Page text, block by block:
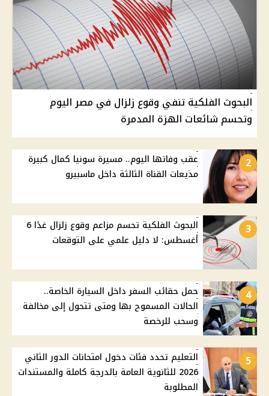
البحوث الفلكية تنفي وقوع زلزال في مصر اليوم
وتحسم شائعات الهزة المدمرة
2
عقب وفاتها اليوم.. مسيرة سونيا كمال كبيرة
مذيعات القناة الثالثة داخل ماسبيرو
3
البحوث الفلكية تحسم مزاعم وقوع زلزال غدًا 6
أغسطس: لا دليل علمي على التوقعات
4
حمل حقائب السفر داخل السيارة الخاصة..
الحالات المسموح بها ومتى تتحول إلى مخالفة
وسحب للرخصة
5
التعليم تحدد فئات دخول امتحانات الدور الثاني
2026 للثانوية العامة بالدرجة كاملة والمستندات
المطلوبة